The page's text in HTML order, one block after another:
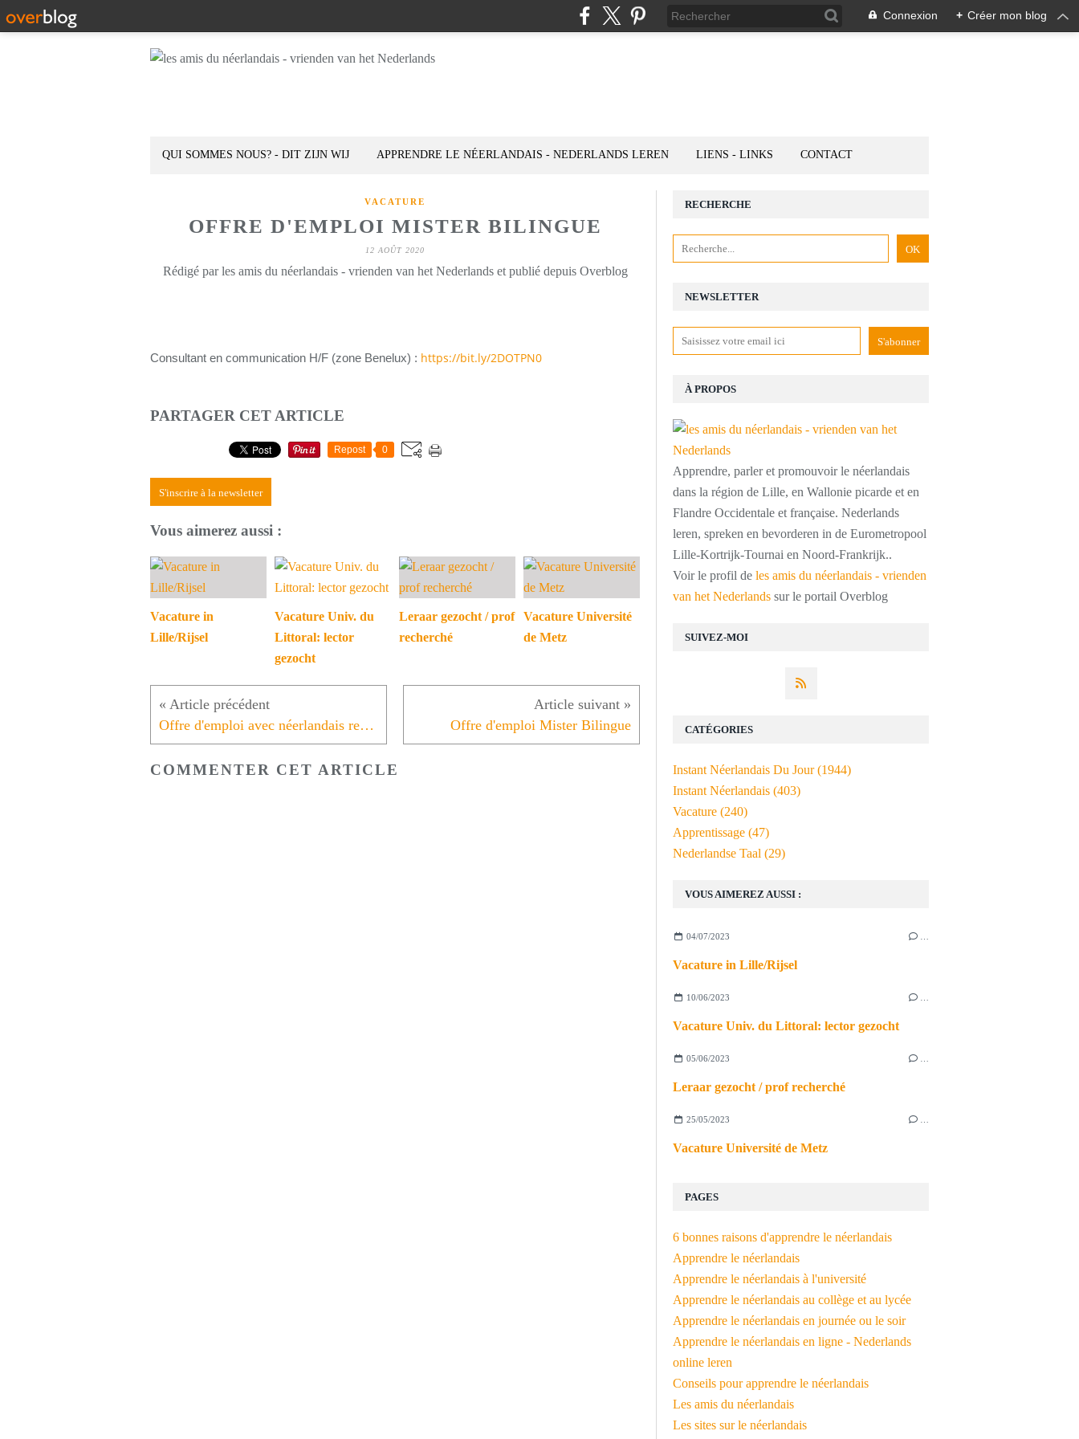
Connexion + Créer mon blog
QUI SOMMES NOUS? - DIT ZIJN WIJ APPRENDRE LE NÉERLANDAIS - NEDERLANDS LEREN LIENS - LINKS CONTACT
VACATURE
OFFRE D'EMPLOI MISTER BILINGUE
12 AOÛT 2020
Rédigé par les amis du néerlandais - vrienden van het Nederlands et publié depuis Overblog
Consultant en communication H/F (zone Benelux) : https://bit.ly/2DOTPN0
PARTAGER CET ARTICLE
Repost 0
S'inscrire à la newsletter
Vous aimerez aussi :
Vacature in
Lille/Rijsel
Vacature Univ. du
Littoral: lector
gezocht
Leraar gezocht / prof
recherché
Vacature Université
de Metz
Offre d'emploi avec néerlandais requis (Talentexpat) Offre d'emploi Mister Bilingue
COMMENTER CET ARTICLE
NEWSLETTER
SUIVEZ-MOI
RECHERCHE
À PROPOS
Apprendre, parler et promouvoir le néerlandais
dans la région de Lille, en Wallonie picarde et en
Flandre Occidentale et française. Nederlands
leren, spreken en bevorderen in de Eurometropool
Lille-Kortrijk-Tournai en Noord-Frankrijk..
Voir le profil de les amis du néerlandais - vrienden
van het Nederlands sur le portail Overblog
VOUS AIMEREZ AUSSI :
04/07/2023
Vacature in Lille/Rijsel
10/06/2023
Vacature Univ. du Littoral: lector gezocht
05/06/2023
Leraar gezocht / prof recherché
25/05/2023
Vacature Université de Metz
PAGES
6 bonnes raisons d'apprendre le néerlandais
Apprendre le néerlandais
Apprendre le néerlandais à l'université
Apprendre le néerlandais au collège et au lycée
Apprendre le néerlandais en journée ou le soir
Apprendre le néerlandais en ligne - Nederlands
online leren
Conseils pour apprendre le néerlandais
Les amis du néerlandais
Les sites sur le néerlandais
CATÉGORIES
Instant Néerlandais Du Jour(1944)
Instant Néerlandais (403)
Vacature (240)
Apprentissage (47)
Nederlandse Taal (29)